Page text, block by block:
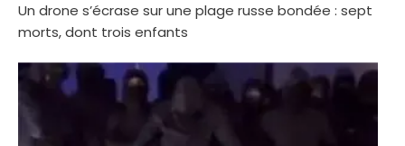
Un drone s’écrase sur une plage russe bondée : sept
morts, dont trois enfants